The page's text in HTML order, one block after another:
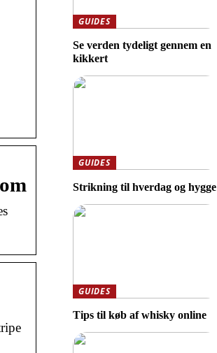
GUIDES
Se verden tydeligt gennem en
kikkert
GUIDES
Strikning til hverdag og hygge
GUIDES
Tips til køb af whisky online